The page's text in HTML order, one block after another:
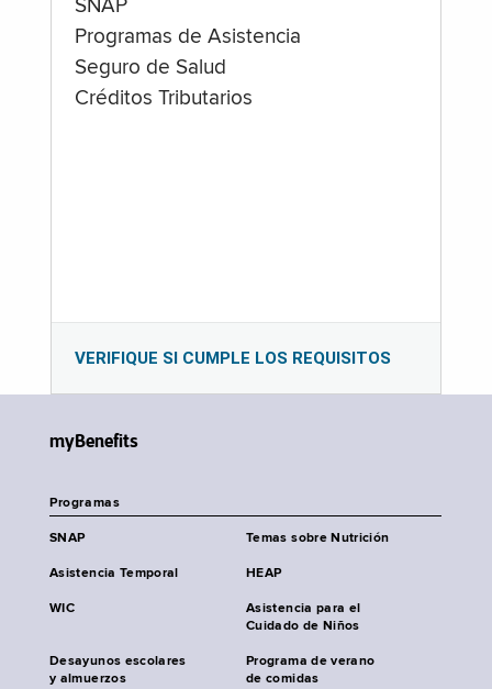
SNAP
Programas de Asistencia
Seguro de Salud
Créditos Tributarios
VERIFIQUE SI CUMPLE LOS REQUISITOS
myBenefits
Programas
SNAP Temas sobre Nutrición
Asistencia Temporal HEAP
WIC
Asistencia para el
Cuidado de Niños
Desayunos escolares
y almuerzos
Programa de verano
de comidas